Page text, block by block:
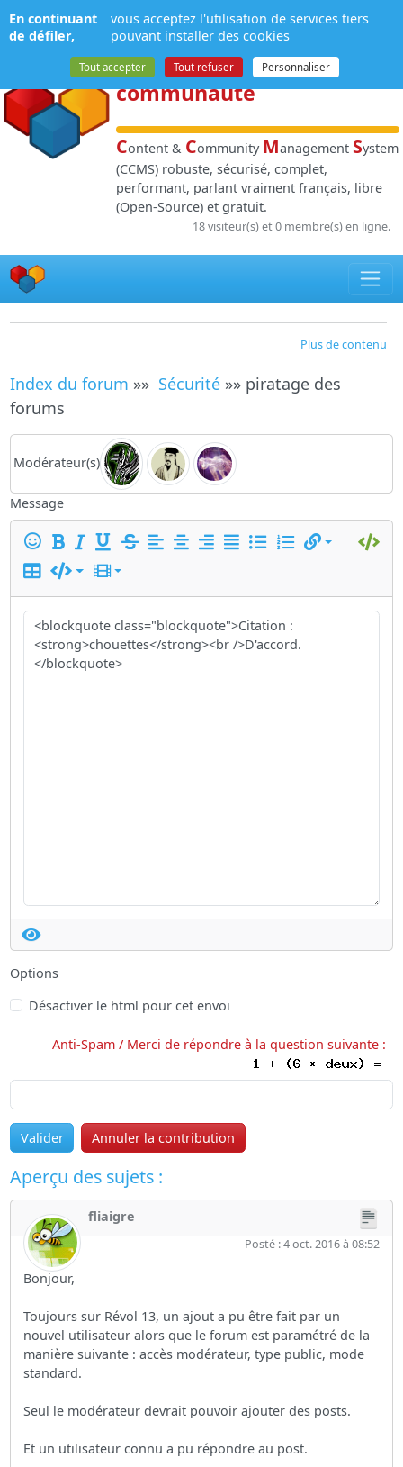
NPDS:Gestion de
contenuet de
communauté
Content & Community Management System
(CCMS) robuste, sécurisé, complet,
performant, parlant vraiment français, libre
(Open-Source) et gratuit.
18 visiteur(s) et 0 membre(s) en ligne.
Plus de contenu
Index du forum »» Sécurité»» piratage des
forums
Modérateur(s)
Message
Options
Désactiver le html pour cet envoi
Anti-Spam / Merci de répondre à la question suivante :
Valider Annuler la contribution
Aperçu des sujets :
fliaigre
Posté : 4 oct. 2016 à 08:52
Bonjour,
Toujours sur Révol 13, un ajout a pu être fait par un
nouvel utilisateur alors que le forum est paramétré de la
manière suivante : accès modérateur, type public, mode
standard.
Seul le modérateur devrait pouvoir ajouter des posts.
Et un utilisateur connu a pu répondre au post.
Panneau de gestion des cookies
En continuant
de défiler,
vous acceptez l'utilisation de services tiers
pouvant installer des cookies
Tout accepter Tout refuser Personnaliser